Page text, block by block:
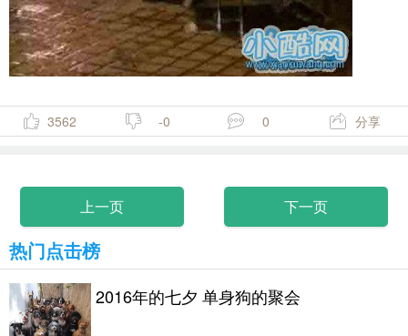
3562 -0 0 分享
上一页 下一页
热门点击榜
2016年的七夕 单身狗的聚会